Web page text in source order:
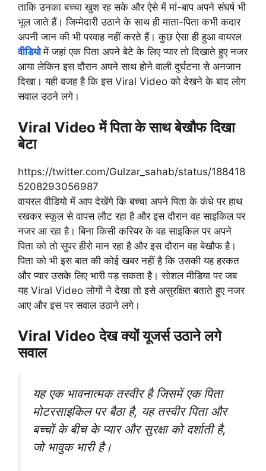
ताकि उनका बच्चा खुश रह सके और ऐसे में मां-बाप अपने संघर्ष भी
भूल जाते हैं। जिम्मेदारी उठाने के साथ ही माता-पिता कभी कदार
अपनी जान की भी परवाह नहीं करते हैं। कुछ ऐसा ही हुआ वायरल
वीडियोमें जहां एक पिता अपने बेटे के लिए प्यार तो दिखाते हुए नजर
आया लेकिन इस दौरान अपने साथ होने वाली दुर्घटना से अनजान
दिखा। यही वजह है कि इस Viral Video को देखने के बाद लोग
सवाल उठने लगे।
Viral Video में पिता के साथ बेखौफ दिखा
बेटा
https://twitter.com/Gulzar_sahab/status/188418
5208293056987
वायरल वीडियो में आप देखेंगे कि बच्चा अपने पिता के कंधे पर हाथ
रखकर स्कूल से वापस लौट रहा है और इस दौरान वह साइकिल पर
नजर आ रहा है। बिना किसी करियर के वह साइकिल पर अपने
पिता को तो सुपर हीरो मान रहा है और इस दौरान वह बेखौफ है।
पिता को भी इस बात की कोई खबर नहीं है कि उसकी यह हरकत
और प्यार उसके लिए भारी पड़ सकता है। सोशल मीडिया पर जब
यह Viral Video लोगों ने देखा तो इसे असुरक्षित बताते हुए नजर
आए और इस पर सवाल उठाने लगे।
Viral Video देख क्यों यूजर्स उठाने लगे
सवाल
यह एक भावनात्मक तस्वीर है जिसमें एक पिता
मोटरसाइकिल पर बैठा है, यह तस्वीर पिता और
बच्चों के बीच के प्यार और सुरक्षा को दर्शाती है,
जो भावुक भारी है।